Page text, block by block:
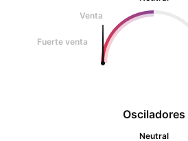
Osciladores
Neutral
Venta
Fuerte venta